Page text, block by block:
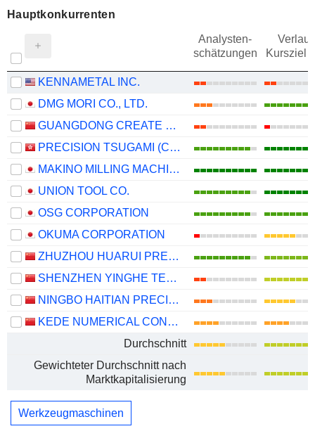
Hauptkonkurrenten
Analysten-
schätzungen
Verlauf
Kursziel
KENNAMETAL INC.
DMG MORI CO., LTD.
GUANGDONG CREATE CENTURY INTELLIGENT EQUIPMENT GROUP CORPORATION LIMITED
PRECISION TSUGAMI (CHINA) CORPORATION LIMITED
MAKINO MILLING MACHINE CO., LTD.
UNION TOOL CO.
OSG CORPORATION
OKUMA CORPORATION
ZHUZHOU HUARUI PRECISION CUTTING TOOLS CO.,LTD.
SHENZHEN YINGHE TECHNOLOGY CO., LTD
NINGBO HAITIAN PRECISION MACHINERY CO.,LTD.
KEDE NUMERICAL CONTROL CO., LTD.
Durchschnitt
Gewichteter Durchschnitt nach
Marktkapitalisierung
Werkzeugmaschinen